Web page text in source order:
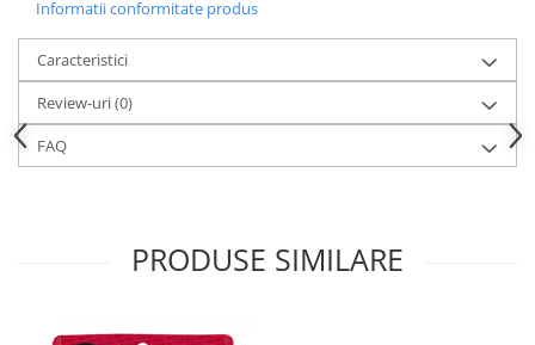
Informatii conformitate produs
Caracteristici
Review-uri(0)
FAQ
PRODUSE SIMILARE